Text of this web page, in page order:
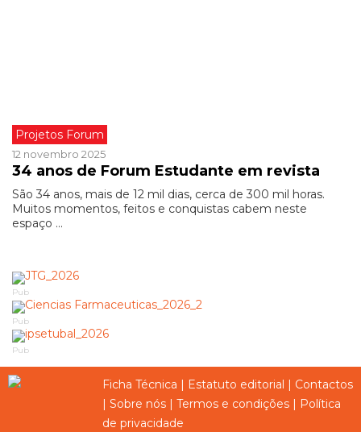
Projetos Forum
12 novembro 2025
34 anos de Forum Estudante em revista
São 34 anos, mais de 12 mil dias, cerca de 300 mil horas.
Muitos momentos, feitos e conquistas cabem neste
espaço ...
Pub
Pub
Pub
Ficha Técnica | Estatuto editorial | Contactos
| Sobre nós | Termos e condições | Política
de privacidade